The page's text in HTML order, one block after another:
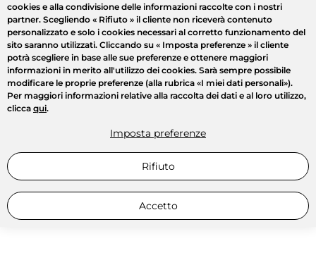
cookies e alla condivisione delle informazioni raccolte con i nostri
partner. Scegliendo « Rifiuto » il cliente non riceverà contenuto
personalizzato e solo i cookies necessari al corretto funzionamento del
sito saranno utilizzati. Cliccando su « Imposta preferenze » il cliente
potrà scegliere in base alle sue preferenze e ottenere maggiori
informazioni in merito all'utilizzo dei cookies. Sarà sempre possibile
modificare le proprie preferenze (alla rubrica «I miei dati personali»).
Per maggiori informazioni relative alla raccolta dei dati e al loro utilizzo,
clicca qui.
Imposta preferenze
Rifiuto
Accetto